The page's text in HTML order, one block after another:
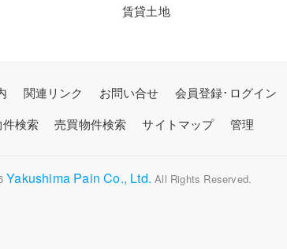
賃貸土地
関連リンク お問い合せ 会員登録･ログイン
検索
売買物件検索 サイトマップ 管理
Yakushima Pain Co., Ltd. All Rights Reserved.